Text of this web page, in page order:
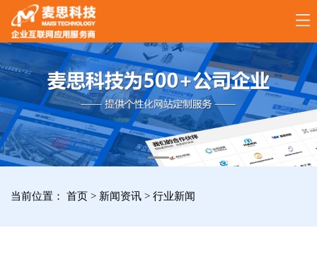
17789288861
全
国
咨
当前位置：首页 > 新闻资讯>行业新闻